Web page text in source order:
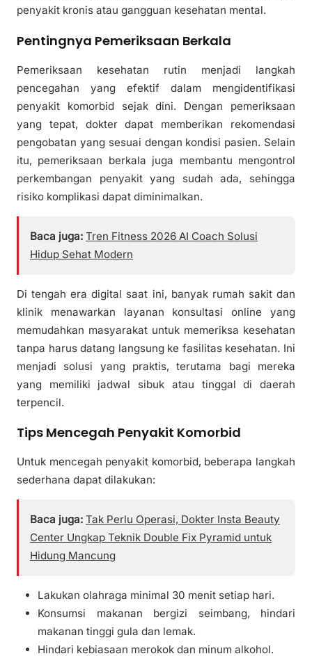
penyakit kronis atau gangguan kesehatan mental.
Pentingnya Pemeriksaan Berkala
Pemeriksaan kesehatan rutin menjadi langkah
pencegahan yang efektif dalam mengidentifikasi
penyakit komorbid sejak dini. Dengan pemeriksaan
yang tepat, dokter dapat memberikan rekomendasi
pengobatan yang sesuai dengan kondisi pasien. Selain
itu, pemeriksaan berkala juga membantu mengontrol
perkembangan penyakit yang sudah ada, sehingga
risiko komplikasi dapat diminimalkan.
Baca juga: Tren Fitness 2026 AI Coach Solusi
Hidup Sehat Modern
Di tengah era digital saat ini, banyak rumah sakit dan
klinik menawarkan layanan konsultasi online yang
memudahkan masyarakat untuk memeriksa kesehatan
tanpa harus datang langsung ke fasilitas kesehatan. Ini
menjadi solusi yang praktis, terutama bagi mereka
yang memiliki jadwal sibuk atau tinggal di daerah
terpencil.
Tips Mencegah Penyakit Komorbid
Untuk mencegah penyakit komorbid, beberapa langkah
sederhana dapat dilakukan:
Baca juga: Tak Perlu Operasi, Dokter Insta Beauty
Center Ungkap Teknik Double Fix Pyramid untuk
Hidung Mancung
Lakukan olahraga minimal 30 menit setiap hari.
Konsumsi makanan bergizi seimbang, hindari
makanan tinggi gula dan lemak.
Hindari kebiasaan merokok dan minum alkohol.